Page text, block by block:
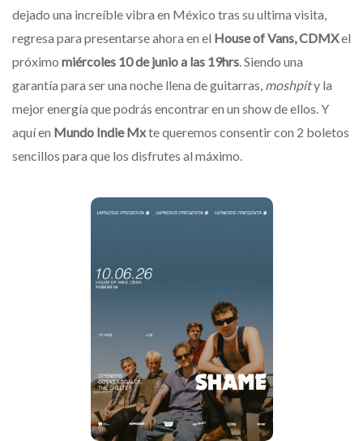
dejado una increíble vibra en México tras su ultima visita,
regresa para presentarse ahora en el House of Vans, CDMXel
próximo miércoles 10 de junio a las 19hrs. Siendo una
garantía para ser una noche llena de guitarras, moshpity la
mejor energía que podrás encontrar en un show de ellos. Y
aquí en Mundo Indie Mxte queremos consentir con 2 boletos
sencillos para que los disfrutes al máximo.